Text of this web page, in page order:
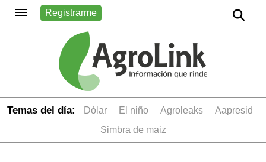
Registrarme
Temas del día: dólar el niño Agroleaks
aapresid
simbra de maiz